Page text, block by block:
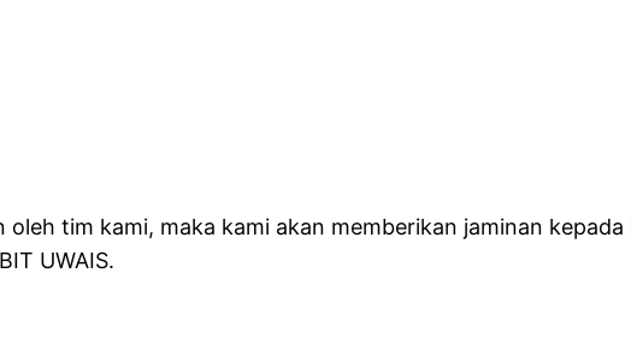
tim kami, maka kami akan memberikan jaminan kepada
UWAIS.